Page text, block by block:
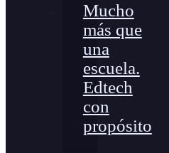
Mucho
más que
una
escuela.
Edtech
con
propósito